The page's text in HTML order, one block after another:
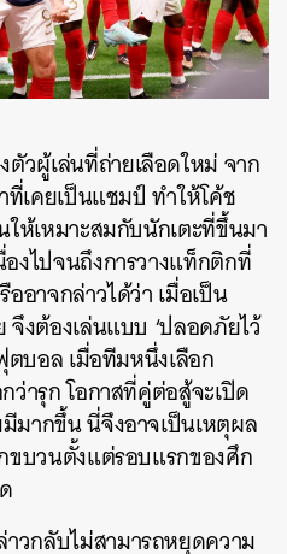
ตัวผู้เล่นที่ถ่ายเลือดใหม่ จาก
ที่เคยเป็นแชมป์ ทำให้โค้ช
ห้เหมาะสมกับนักเตะที่ขึ้นมา
ไปจนถึงการวางแท็กติกที่
อาจกล่าวได้ว่า เมื่อเป็น
งต้องเล่นแบบ ‘ปลอดภัยไว้
ตบอล เมื่อทีมหนึ่งเลือก
ารุก โอกาสที่คู่ต่อสู้จะเปิด
มากขึ้น นี่จึงอาจเป็นเหตุผล
ขบวนตั้งแต่รอบแรกของศึก
วกลับไม่สามารถหยุดความ